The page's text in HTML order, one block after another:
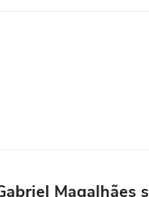
Magalhães